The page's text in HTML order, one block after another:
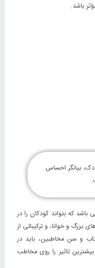
باشد.
بیانگر احساس
که بتواند کودکان را در
بزرگ و خوانا، و ترکیباتی از
و سن مخاطبین، باید در
تاثیر را روی مخاطب